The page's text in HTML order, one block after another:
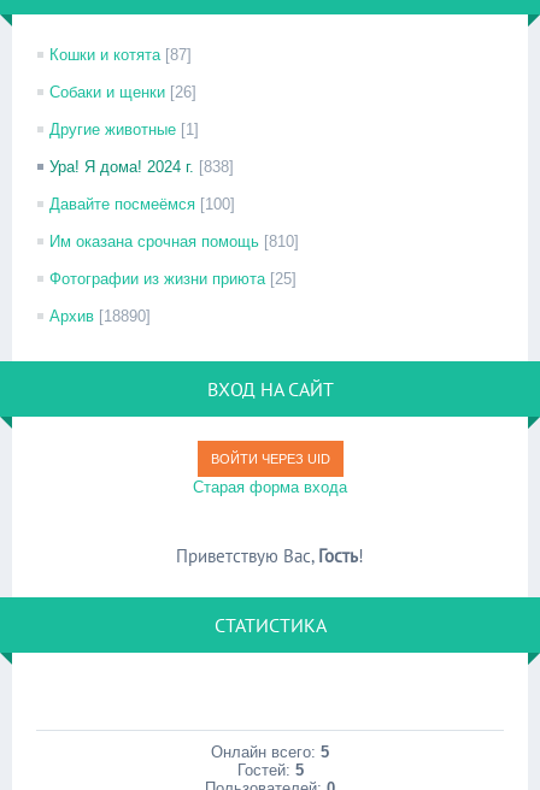
Кошки и котята [87]
Собаки и щенки [26]
Другие животные [1]
Ура! Я дома! 2024 г. [838]
Давайте посмеёмся [100]
Им оказана срочная помощь [810]
Фотографии из жизни приюта [25]
Архив [18890]
ВХОД НА САЙТ
ВОЙТИ ЧЕРЕЗ UID
Старая форма входа
Приветствую Вас, Гость!
СТАТИСТИКА
Онлайн всего: 5
Гостей: 5